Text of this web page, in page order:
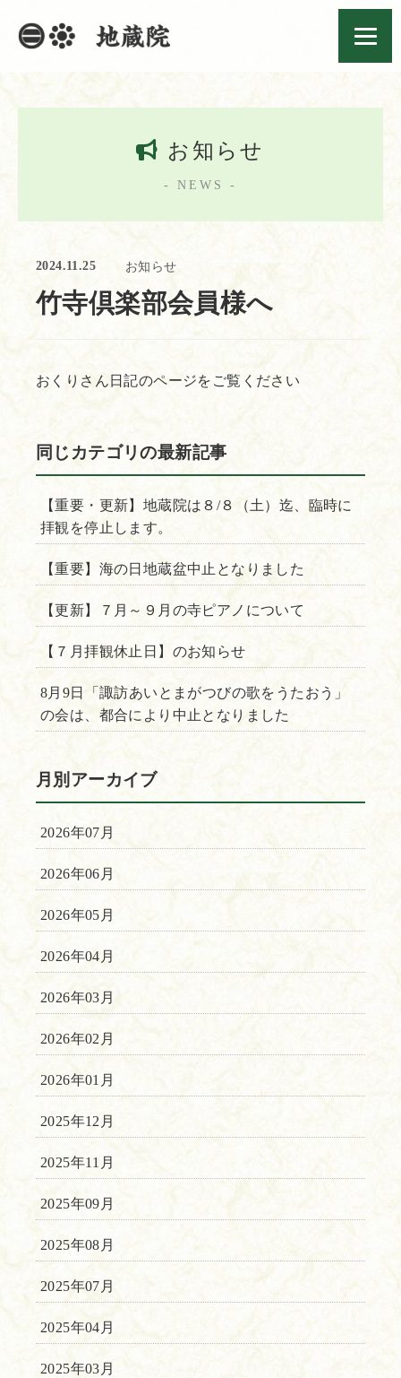
お知らせ
- NEWS -
2024.11.25 お知らせ
竹寺倶楽部会員様へ
おくりさん日記のページをご覧ください
同じカテゴリの最新記事
【重要・更新】地蔵院は８/８（土）迄、臨時に
拝観を停止します。
【重要】海の日地蔵盆中止となりました
【更新】７月～９月の寺ピアノについて
【７月拝観休止日】のお知らせ
8月9日「諏訪あいとまがつびの歌をうたおう」
の会は、都合により中止となりました
月別アーカイブ
2026年07月
2026年06月
2026年05月
2026年04月
2026年03月
2026年02月
2026年01月
2025年12月
2025年11月
2025年09月
2025年08月
2025年07月
2025年04月
2025年03月